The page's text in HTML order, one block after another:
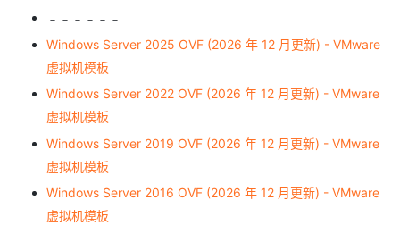
﹣﹣﹣﹣﹣﹣
Windows Server 2025 OVF (2026 年 12 月更新) - VMware
虚拟机模板
Windows Server 2022 OVF (2026 年 12 月更新) - VMware
虚拟机模板
Windows Server 2019 OVF (2026 年 12 月更新) - VMware
虚拟机模板
Windows Server 2016 OVF (2026 年 12 月更新) - VMware
虚拟机模板